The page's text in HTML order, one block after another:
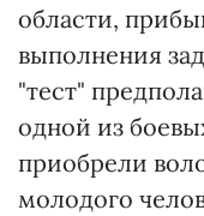
области,
выполнения
"тест"
одной из
приобрели
молодого